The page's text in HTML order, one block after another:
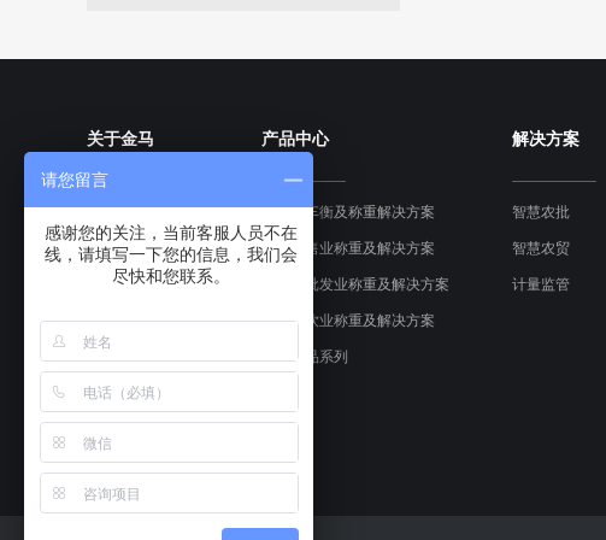
关于金马
企业介绍
金马文化
发展历史
荣誉资质
CNAS校准实验室
金马动态
产品中心
工业汽车衡及称重解决方案
食品零售业称重及解决方案
农产品批发业称重及解决方案
食堂餐饮业称重及解决方案
其他产品系列
解决方案
智慧农批
智慧农贸
计量监管
请您留言
感谢您的关注，当前客服人员不在
线，请填写一下您的信息，我们会
尽快和您联系。